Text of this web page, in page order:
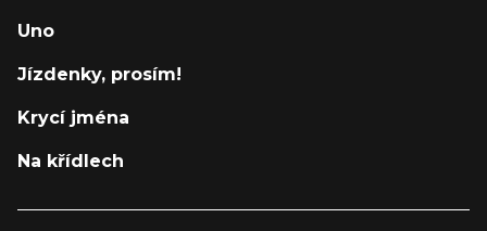
Uno
Jízdenky, prosím!
Krycí jména
Na křídlech